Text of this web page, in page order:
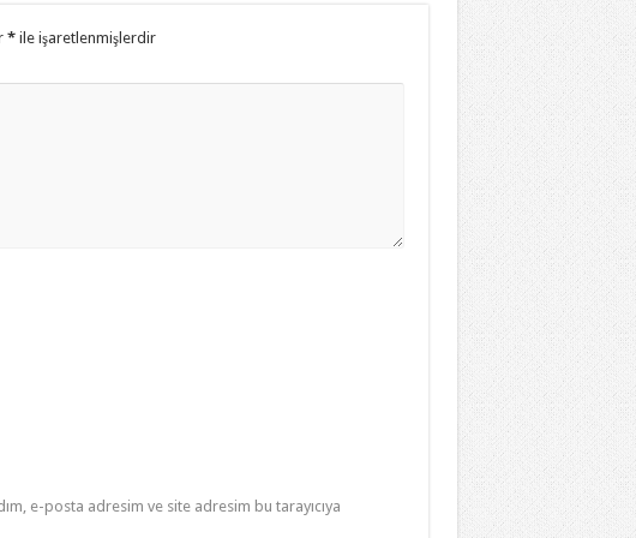
*ile işaretlenmişlerdir
e-posta adresim ve site adresim bu tarayıcıya